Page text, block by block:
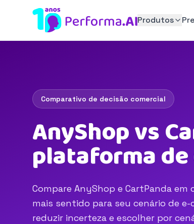
Produtos
Comparativo de decisão comercial
AnyShop vs
plataforma de
Compare AnyShop e CartPanda em
mais sentido para seu cenário de
reduzir incerteza e escolher por